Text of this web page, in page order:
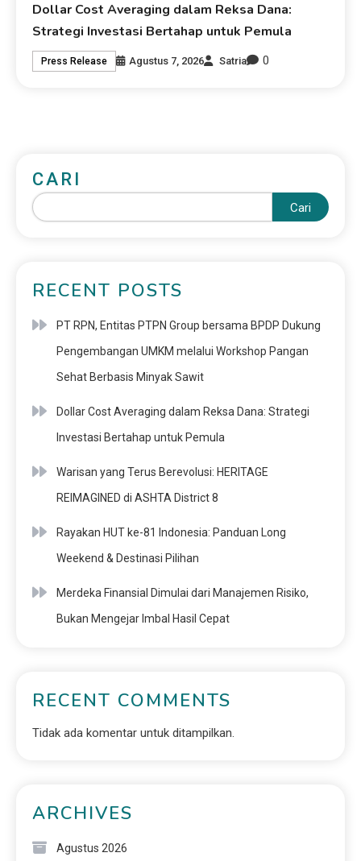
Dollar Cost Averaging dalam Reksa Dana:
Strategi Investasi Bertahap untuk Pemula
Press Release Agustus 7, 2026 Satria 0
CARI
Cari
RECENT POSTS
PT RPN, Entitas PTPN Group bersama BPDP Dukung
Pengembangan UMKM melalui Workshop Pangan
Sehat Berbasis Minyak Sawit
Dollar Cost Averaging dalam Reksa Dana: Strategi
Investasi Bertahap untuk Pemula
Warisan yang Terus Berevolusi: HERITAGE
REIMAGINED di ASHTA District 8
Rayakan HUT ke-81 Indonesia: Panduan Long
Weekend & Destinasi Pilihan
Merdeka Finansial Dimulai dari Manajemen Risiko,
Bukan Mengejar Imbal Hasil Cepat
RECENT COMMENTS
Tidak ada komentar untuk ditampilkan.
ARCHIVES
Agustus 2026